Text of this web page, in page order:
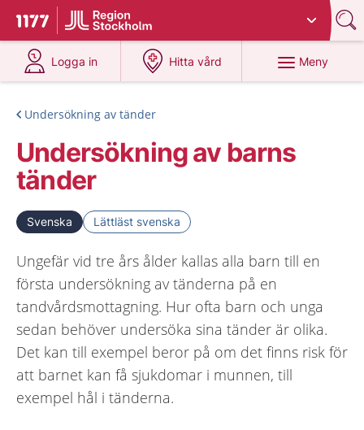
Till startsidan för 1177
Du har valt region
Logga in
på 1177.se
Hitta vård
på 1177.se
Meny
Undersökning av tänder
Undersökning av barns
tänder
Svenska Lättläst svenska
Ungefär vid tre års ålder kallas alla barn till en
första undersökning av tänderna på en
tandvårdsmottagning. Hur ofta barn och unga
sedan behöver undersöka sina tänder är olika.
Det kan till exempel beror på om det finns risk för
att barnet kan få sjukdomar i munnen, till
exempel hål i tänderna.